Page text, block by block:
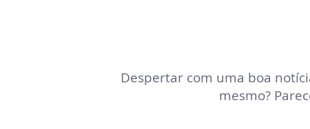
Despertar com uma boa
mesmo?